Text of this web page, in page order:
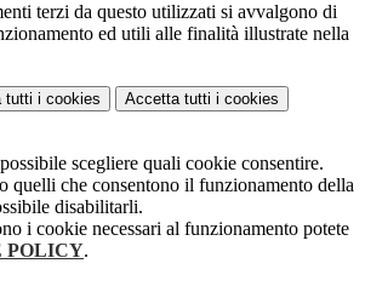
terzi da questo utilizzati si avvalgono di
ed utili alle finalità illustrate nella
tutti i cookies Accetta tutti i cookies
scegliere quali cookie consentire.
quelli che consentono il funzionamento della
disabilitarli.
i cookie necessari al funzionamento potete
POLICY.